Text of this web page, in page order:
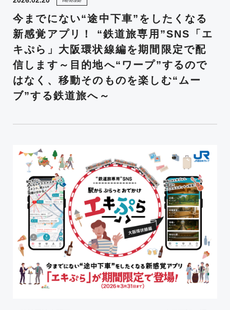
今までにない“途中下車”をしたくなる
新感覚アプリ！ “鉄道旅専用”SNS「エ
キぷら」大阪環状線編を期間限定で配
信します～目的地へ“ワープ”するので
はなく、移動そのものを楽しむ“ムー
ブ”する鉄道旅へ～